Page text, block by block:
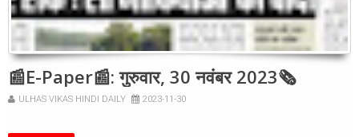
📰E-Paper📰: गुरुवार, 30 नवंबर 2023🗞
ULHAS VIKAS HINDI DAILY 2023-11-30